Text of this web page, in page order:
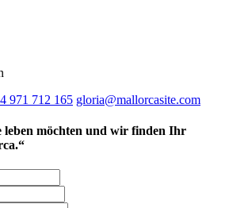
971 712 165 gloria@mallorcasite.com
leben möchten und wir finden Ihr